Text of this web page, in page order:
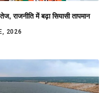
राजनीति में बढ़ा सियासी तापमान
2026